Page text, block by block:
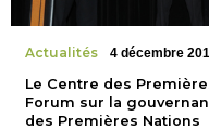
Actualités 4 décembre
Le Centre des
Forum sur la
des Premières Nations